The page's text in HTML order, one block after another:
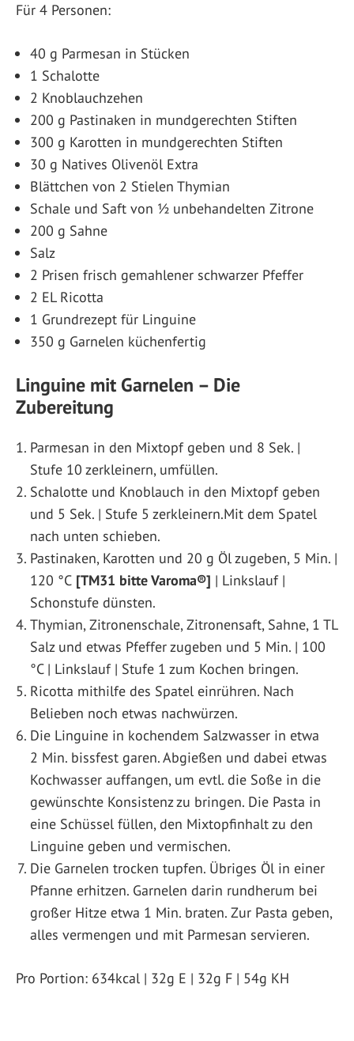
Für 4 Personen:
40 g Parmesan in Stücken
1 Schalotte
2 Knoblauchzehen
200 g Pastinaken in mundgerechten Stiften
300 g Karotten in mundgerechten Stiften
30 g Natives Olivenöl Extra
Blättchen von 2 Stielen Thymian
Schale und Saft von ½ unbehandelten Zitrone
200 g Sahne
Salz
2 Prisen frisch gemahlener schwarzer Pfeffer
2 EL Ricotta
1 Grundrezept für Linguine
350 g Garnelen küchenfertig
Linguine mit Garnelen – Die
Zubereitung
Parmesan in den Mixtopf geben und 8 Sek. |
Stufe 10 zerkleinern, umfüllen.
Schalotte und Knoblauch in den Mixtopf geben
und 5 Sek. | Stufe 5 zerkleinern.Mit dem Spatel
nach unten schieben.
Pastinaken, Karotten und 20 g Öl zugeben, 5 Min. |
120 °C [TM31 bitte Varoma®] | Linkslauf |
Schonstufe dünsten.
Thymian, Zitronenschale, Zitronensaft, Sahne, 1 TL
Salz und etwas Pfeffer zugeben und 5 Min. | 100
°C | Linkslauf | Stufe 1 zum Kochen bringen.
Ricotta mithilfe des Spatel einrühren. Nach
Belieben noch etwas nachwürzen.
Die Linguine in kochendem Salzwasser in etwa
2 Min. bissfest garen. Abgießen und dabei etwas
Kochwasser auffangen, um evtl. die Soße in die
gewünschte Konsistenz zu bringen. Die Pasta in
eine Schüssel füllen, den Mixtopfinhalt zu den
Linguine geben und vermischen.
Die Garnelen trocken tupfen. Übriges Öl in einer
Pfanne erhitzen. Garnelen darin rundherum bei
großer Hitze etwa 1 Min. braten. Zur Pasta geben,
alles vermengen und mit Parmesan servieren.
Pro Portion: 634kcal | 32g E | 32g F | 54g KH